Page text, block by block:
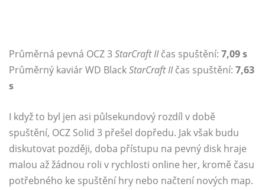
Průměrná pevná OCZ 3StarCraft IIčas spuštění: 7,09 s
Průměrný kaviár WD BlackStarCraft IIčas spuštění: 7,63
s
I když to byl jen asi půlsekundový rozdíl v době
spuštění, OCZ Solid 3 přešel dopředu. Jak však budu
diskutovat později, doba přístupu na pevný disk hraje
malou až žádnou roli v rychlosti online her, kromě času
potřebného ke spuštění hry nebo načtení nových map.